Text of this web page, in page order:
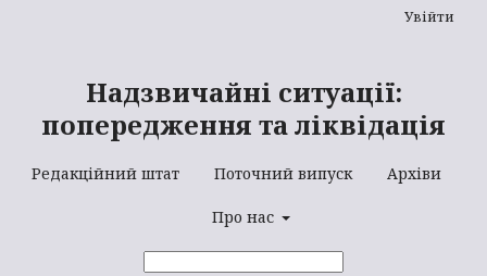
Надзвичайні ситуації:
попередження та ліквідація
Редакційний штат Поточний випуск Архіви
Про нас
Увійти